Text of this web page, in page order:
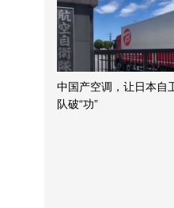
中国产空调，让日本自
队破“功”